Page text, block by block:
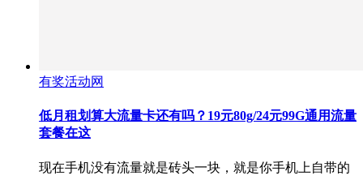
有奖活动网
低月租划算大流量卡还有吗？19元80g/24元99G通用流量
套餐在这
现在手机没有流量就是砖头一块，就是你手机上自带的